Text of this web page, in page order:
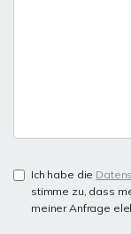
Ich habe die
stimme zu, dass
meiner Anfrage